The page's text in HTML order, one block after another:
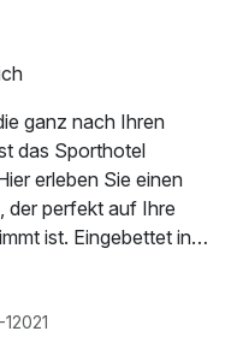
ganz nach Ihren
das Sporthotel
erleben Sie einen
der perfekt auf Ihre
ist. Eingebettet in
mitten in der
alles, was Sie für
brauchen
Parkplatz, Nutzung